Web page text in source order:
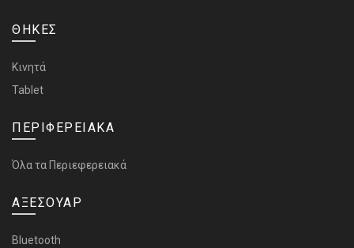
ΘΗΚΕΣ
Κινητά
Tablet
ΠΕΡΙΦΕΡΕΙΑΚΑ
Όλα τα Περιεφερειακά
ΑΞΕΣΟΥΑΡ
Bluetooth